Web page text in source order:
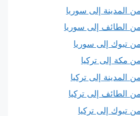
المدينة إلى سوريا
الطائف إلى سوريا
تبوك إلى سوريا
مكة إلى تركيا
المدينة إلى تركيا
الطائف إلى تركيا
تبوك إلى تركيا